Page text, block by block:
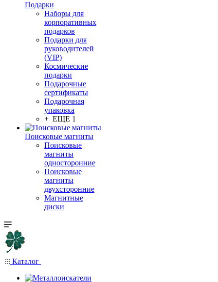
Подарки
Наборы для
корпоративных
подарков
Подарки для
руководителей
(VIP)
Космические
подарки
Подарочные
сертификаты
Подарочная
упаковка
+ ЕЩЕ 1
Поисковые магниты
Поисковые
магниты
односторонние
Поисковые
магниты
двухсторонние
Магнитные
диски
Каталог